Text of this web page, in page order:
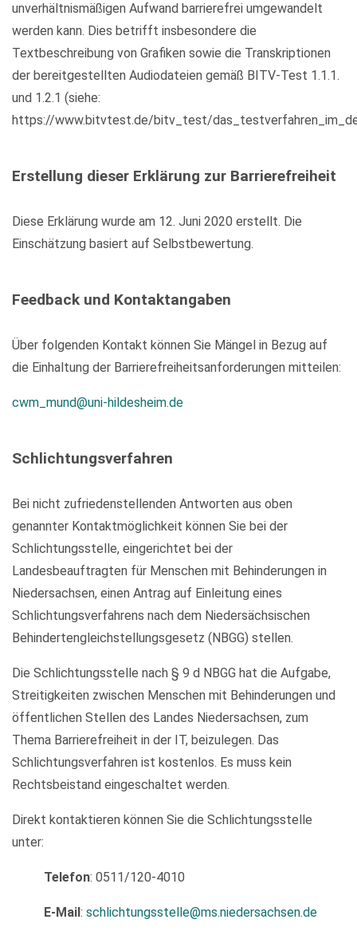
unverhältnismäßigen Aufwand barrierefrei umgewandelt
werden kann. Dies betrifft insbesondere die
Textbeschreibung von Grafiken sowie die Transkriptionen
der bereitgestellten Audiodateien gemäß BITV-Test 1.1.1.
und 1.2.1 (siehe:
https://www.bitvtest.de/bitv_test/
Erstellung dieser Erklärung zur Barrierefreiheit
Diese Erklärung wurde am 12. Juni 2020 erstellt. Die
Einschätzung basiert auf Selbstbewertung.
Feedback und Kontaktangaben
Über folgenden Kontakt können Sie Mängel in Bezug auf
die Einhaltung der Barrierefreiheitsanforderungen mitteilen:
cwm_mund@uni-hildesheim.de
Schlichtungsverfahren
Bei nicht zufriedenstellenden Antworten aus oben
genannter Kontaktmöglichkeit können Sie bei der
Schlichtungsstelle, eingerichtet bei der
Landesbeauftragten für Menschen mit Behinderungen in
Niedersachsen, einen Antrag auf Einleitung eines
Schlichtungsverfahrens nach dem Niedersächsischen
Behindertengleichstellungsgesetz (NBGG) stellen.
Die Schlichtungsstelle nach § 9 d NBGG hat die Aufgabe,
Streitigkeiten zwischen Menschen mit Behinderungen und
öffentlichen Stellen des Landes Niedersachsen, zum
Thema Barrierefreiheit in der IT, beizulegen. Das
Schlichtungsverfahren ist kostenlos. Es muss kein
Rechtsbeistand eingeschaltet werden.
Direkt kontaktieren können Sie die Schlichtungsstelle
unter:
Telefon: 0511/120-4010
E-Mail : schlichtungsstelle@ms.niedersachsen.de